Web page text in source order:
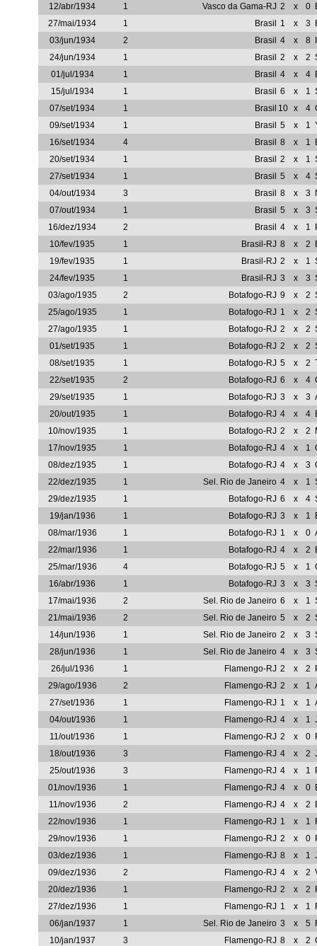
12/abr/1934
1 Vasco da Gama-RJ 2 x 0
27/mai/1934
1 Brasil 1 x 3
03/jun/1934
2 Brasil 4 x 8
24/jun/1934
1 Brasil 2 x 2
01/jul/1934
1 Brasil 4 x 4
15/jul/1934
1 Brasil 6 x 1
07/set/1934
1 Brasil 10 x 4
09/set/1934
1 Brasil 5 x 1
16/set/1934
4 Brasil 8 x 1
20/set/1934
1 Brasil 2 x 1
27/set/1934
1 Brasil 5 x 4
04/out/1934
3 Brasil 8 x 3
07/out/1934
1 Brasil 5 x 3
16/dez/1934
2 Brasil 4 x 1
10/fev/1935
1 Brasil-RJ 8 x 2
19/fev/1935
1 Brasil-RJ 2 x 1
24/fev/1935
1 Brasil-RJ 3 x 3
03/ago/1935
2 Botafogo-RJ 9 x 2
25/ago/1935
1 Botafogo-RJ 1 x 2
27/ago/1935
1 Botafogo-RJ 2 x 2
01/set/1935
1 Botafogo-RJ 2 x 2
08/set/1935
1 Botafogo-RJ 5 x 2
22/set/1935
2 Botafogo-RJ 6 x 4
29/set/1935
1 Botafogo-RJ 3 x 3
20/out/1935
1 Botafogo-RJ 4 x 4
10/nov/1935
1 Botafogo-RJ 2 x 2
17/nov/1935
1 Botafogo-RJ 4 x 1
08/dez/1935
1 Botafogo-RJ 4 x 3
22/dez/1935
1 Sel. Rio de Janeiro 4 x 1
29/dez/1935
1 Botafogo-RJ 6 x 4
19/jan/1936
1 Botafogo-RJ 3 x 1
08/mar/1936
1 Botafogo-RJ 1 x 0
22/mar/1936
1 Botafogo-RJ 4 x 2
25/mar/1936
4 Botafogo-RJ 5 x 1
16/abr/1936
1 Botafogo-RJ 3 x 3
17/mai/1936
2 Sel. Rio de Janeiro 6 x 1
21/mai/1936
2 Sel. Rio de Janeiro 5 x 2
14/jun/1936
1 Sel. Rio de Janeiro 2 x 3
28/jun/1936
1 Sel. Rio de Janeiro 4 x 3
26/jul/1936
1 Flamengo-RJ 2 x 2
29/ago/1936
2 Flamengo-RJ 2 x 1
27/set/1936
1 Flamengo-RJ 1 x 1
04/out/1936
1 Flamengo-RJ 4 x 1
11/out/1936
1 Flamengo-RJ 2 x 0
18/out/1936
3 Flamengo-RJ 4 x 2
25/out/1936
3 Flamengo-RJ 4 x 1
01/nov/1936
1 Flamengo-RJ 4 x 0
11/nov/1936
2 Flamengo-RJ 4 x 2
22/nov/1936
1 Flamengo-RJ 1 x 1
29/nov/1936
1 Flamengo-RJ 2 x 0
03/dez/1936
1 Flamengo-RJ 8 x 1
09/dez/1936
2 Flamengo-RJ 4 x 2
20/dez/1936
1 Flamengo-RJ 2 x 2
27/dez/1936
1 Flamengo-RJ 1 x 1
06/jan/1937
1 Sel. Rio de Janeiro 3 x 5
10/jan/1937
3 Flamengo-RJ 8 x 2